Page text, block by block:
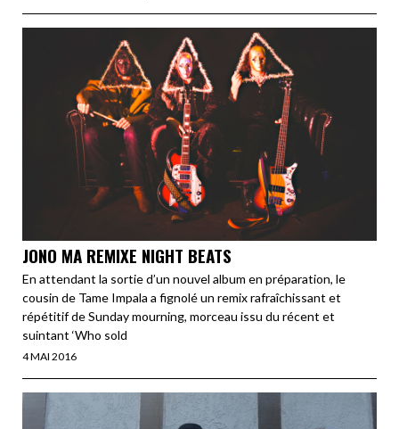
JONO MA REMIXE NIGHT BEATS
En attendant la sortie d’un nouvel album en préparation, le
cousin de Tame Impala a fignolé un remix rafraîchissant et
répétitif de Sunday mourning, morceau issu du récent et
suintant ‘Who sold
4 MAI 2016